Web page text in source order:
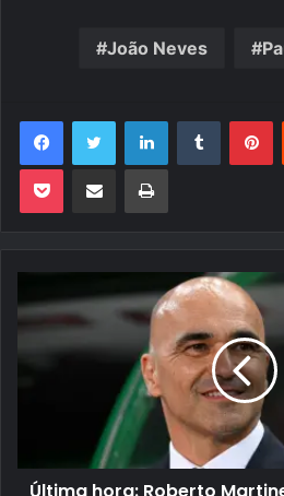
João Neves
FacebookTwitter LinkedinTumblr
Pocket Compartilhar via e-mail Imprimir